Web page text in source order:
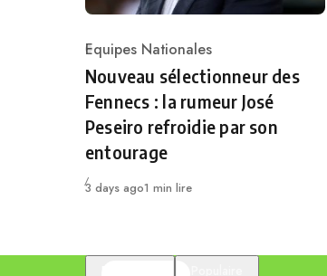
Category
Equipes Nationales
Nouveau sélectionneur des
Fennecs : la rumeur José
Peseiro refroidie par son
entourage
Publié
3 days ago1 min lire